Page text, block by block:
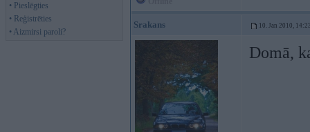
• Pieslēgties
• Reģistrēties
• Aizmirsi paroli?
Srakans 10. Jan 2010,
Domā,